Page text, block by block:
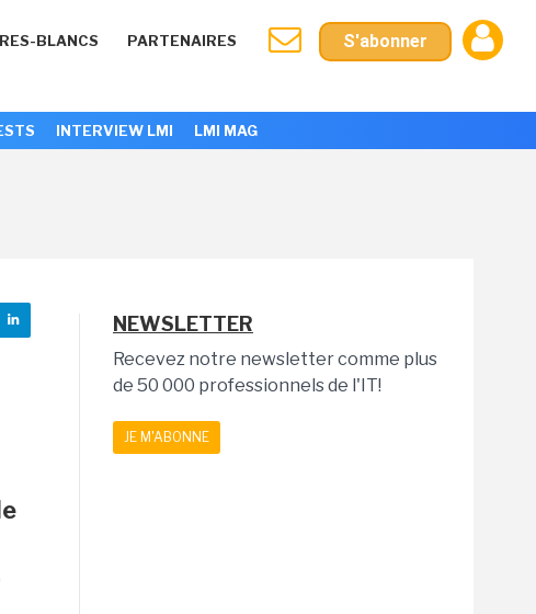
BLANCS PARTENAIRES S'abonner
INTERVIEW LMI LMI MAG
NEWSLETTER
Recevez notre newsletter comme plus
de 50 000 professionnels de l'IT!
JE M'ABONNE